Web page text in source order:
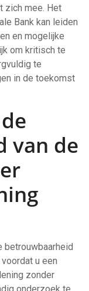
zich mee. Het
Bank kan leiden
en mogelijke
om kritisch te
te
in de toekomst
van de
betrouwbaarheid
u een
zonder